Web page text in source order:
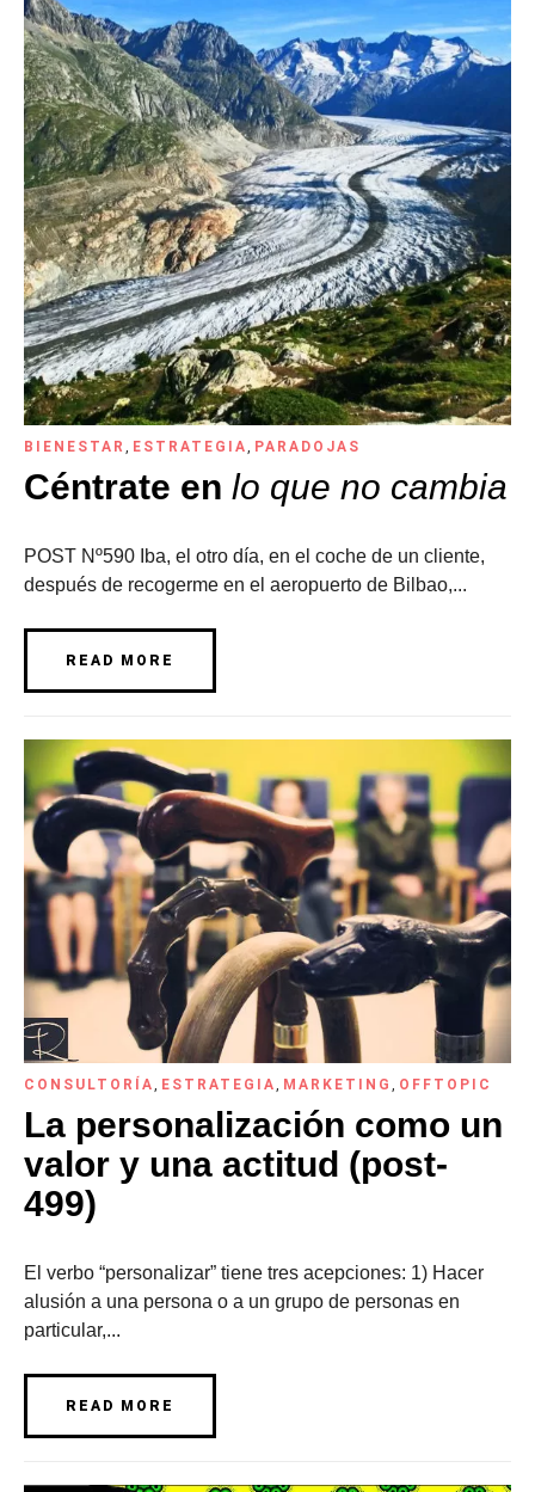
BIENESTAR , ESTRATEGIA, PARADOJAS
Céntrate en lo que no cambia
POST Nº590 Iba, el otro día, en el coche de un cliente,
después de recogerme en el aeropuerto de Bilbao,...
READ MORE
CONSULTORÍA, ESTRATEGIA, MARKETING , OFFTOPIC
La personalización como un
valor y una actitud (post-
499)
El verbo “personalizar” tiene tres acepciones: 1) Hacer
alusión a una persona o a un grupo de personas en
particular,...
READ MORE